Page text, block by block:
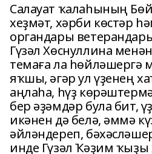
Салауат ҡалаһының
хеҙмәт, хәрби көстәр
органдары
Гүзәл Хөснуллина
темаға ла
яҡшы, әгәр ул үҙенең
аңлаһа, һүҙ
бер әҙәмдәр була бит,
икәнен дә белә, әммә
әйләндереп,
инде Гүзәл Ҡәҙим ҡыҙы